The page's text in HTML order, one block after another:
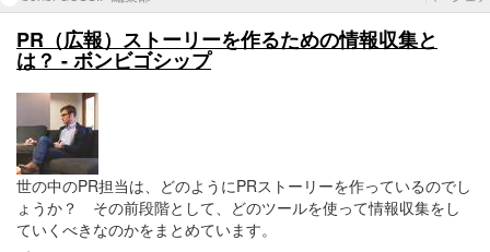
PR（広報）ストーリーを作るための情報収集と
は？ - ボンビゴシップ
世の中のPR担当は、どのようにPRストーリーを作っているのでし
ょうか？ その前段階として、どのツールを使って情報収集をし
ていくべきなのかをまとめています。